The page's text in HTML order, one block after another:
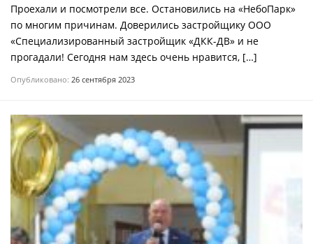
Проехали и посмотрели все. Остановились на «НебоПарк»
по многим причинам. Доверились застройщику ООО
«Специализированный застройщик «ДКК-ДВ» и не
прогадали! Сегодня нам здесь очень нравится, […]
Опубликовано: 26 сентября 2023